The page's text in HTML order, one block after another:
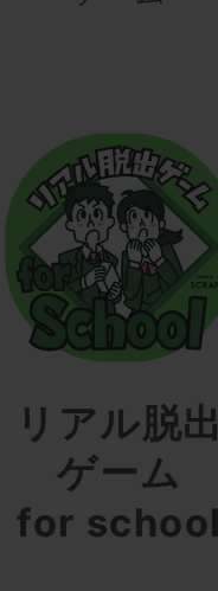
リアル脱
ゲーム
for